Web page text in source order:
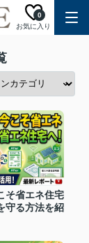
お気に入り
0
そ省エネ住宅
守る方法を紹